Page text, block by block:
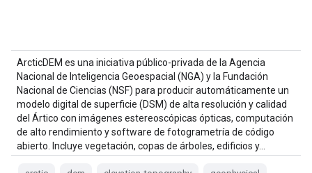
ArcticDEM es una iniciativa público-privada de la Agencia
Nacional de Inteligencia Geoespacial (NGA) y la Fundación
Nacional de Ciencias (NSF) para producir automáticamente un
modelo digital de superficie (DSM) de alta resolución y calidad
del Ártico con imágenes estereoscópicas ópticas, computación
de alto rendimiento y software de fotogrametría de código
abierto. Incluye vegetación, copas de árboles, edificios y…